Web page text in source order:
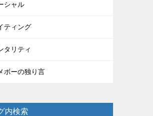
シャル
ティング
タリティ
ボーの独り言
内検索